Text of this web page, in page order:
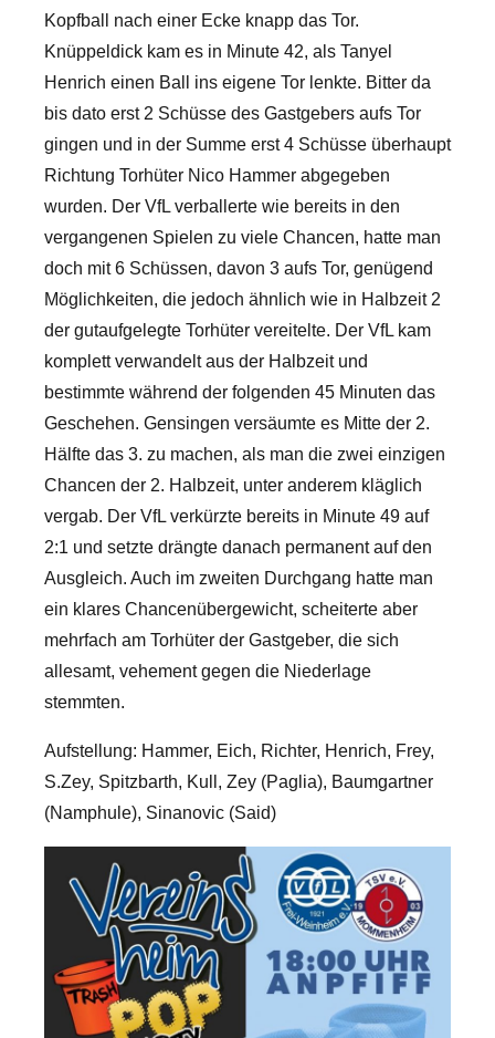
Kopfball nach einer Ecke knapp das Tor.
Knüppeldick kam es in Minute 42, als Tanyel
Henrich einen Ball ins eigene Tor lenkte. Bitter da
bis dato erst 2 Schüsse des Gastgebers aufs Tor
gingen und in der Summe erst 4 Schüsse überhaupt
Richtung Torhüter Nico Hammer abgegeben
wurden. Der VfL verballerte wie bereits in den
vergangenen Spielen zu viele Chancen, hatte man
doch mit 6 Schüssen, davon 3 aufs Tor, genügend
Möglichkeiten, die jedoch ähnlich wie in Halbzeit 2
der gutaufgelegte Torhüter vereitelte. Der VfL kam
komplett verwandelt aus der Halbzeit und
bestimmte während der folgenden 45 Minuten das
Geschehen. Gensingen versäumte es Mitte der 2.
Hälfte das 3. zu machen, als man die zwei einzigen
Chancen der 2. Halbzeit, unter anderem kläglich
vergab. Der VfL verkürzte bereits in Minute 49 auf
2:1 und setzte drängte danach permanent auf den
Ausgleich. Auch im zweiten Durchgang hatte man
ein klares Chancenübergewicht, scheiterte aber
mehrfach am Torhüter der Gastgeber, die sich
allesamt, vehement gegen die Niederlage
stemmten.
Aufstellung: Hammer, Eich, Richter, Henrich, Frey,
S.Zey, Spitzbarth, Kull, Zey (Paglia), Baumgartner
(Namphule), Sinanovic (Said)